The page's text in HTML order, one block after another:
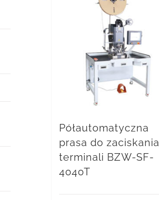
Półautomatyczna
prasa do zaciskania
terminali BZW-SF-
4040T